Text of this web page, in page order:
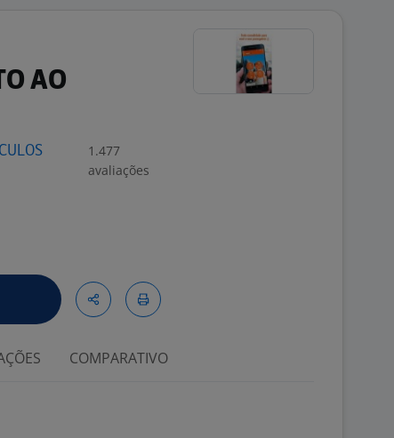
AO
1.477
avaliações
COMPARATIVO